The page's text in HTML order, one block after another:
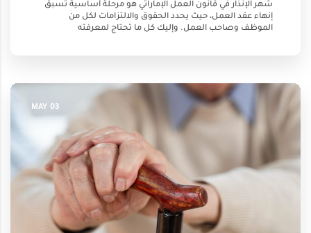
شهر الإنذار في قانون العمل الإماراتي هو مرحلة أساسية تسبق
إنهاء عقد العمل، حيث يحدد الحقوق والالتزامات لكل من
الموظف وصاحب العمل. وإليك كل ما تحتاج لمعرفته
03 MAY